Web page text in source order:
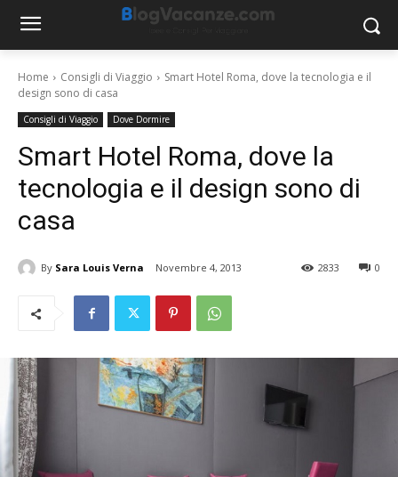
Home Consigli di Viaggio
Smart Hotel Roma, dove la tecnologia e il
design sono di casa
Consigli di Viaggio Dove Dormire
Smart Hotel Roma, dove la
tecnologia e il design sono di
casa
By Sara Louis Verna Novembre 4, 2013 0
2833